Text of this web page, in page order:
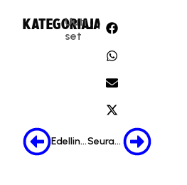
KATEGORIA:
Uuti
set
JAA:
Edellinen Seuraava